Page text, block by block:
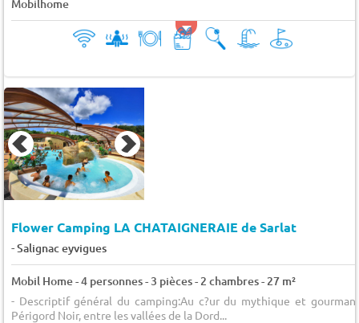
Mobilhome
Flower Camping LA CHATAIGNERAIE de Sarlat
-Salignac eyvigues
Mobil Home - 4 personnes - 3 pièces - 2 chambres - 27 m²
- Descriptif général du camping:Au c?ur du mythique et
Périgord Noir, entre les vallées de la Dord...